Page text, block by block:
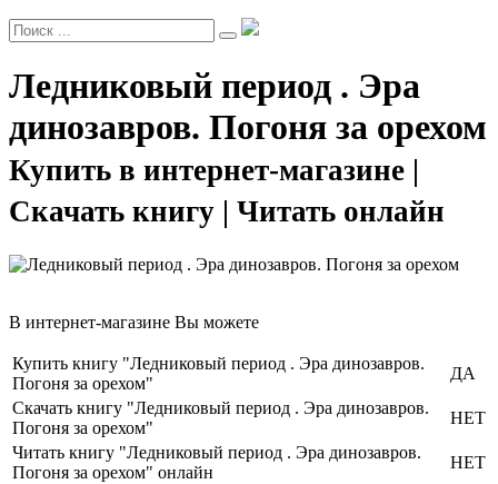
Ледниковый период . Эра
динозавров. Погоня за орехом
Купить в интернет-магазине |
Скачать книгу | Читать онлайн
В интернет-магазине Вы можете
Купить книгу "Ледниковый период . Эра динозавров.
Погоня за орехом"
ДА
Скачать книгу "Ледниковый период . Эра динозавров.
Погоня за орехом"
НЕТ
Читать книгу "Ледниковый период . Эра динозавров.
Погоня за орехом" онлайн
НЕТ